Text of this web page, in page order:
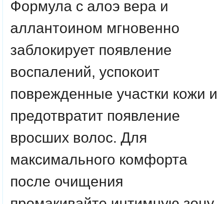
Формула с алоэ вера и
аллантоином мгновенно
заблокирует появление
воспалений, успокоит
поврежденные участки кожи и
предотвратит появление
вросших волос. Для
максимального комфорта
после очищения